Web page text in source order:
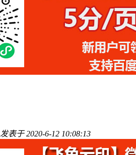
发表于 2020-6-12 10:08:13